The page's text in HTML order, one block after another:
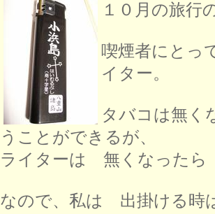
１０月の旅行
喫煙者にと
イター。
タバコは無く
うことができるが、
ライターは 無くなった
なので、私は 出掛ける時